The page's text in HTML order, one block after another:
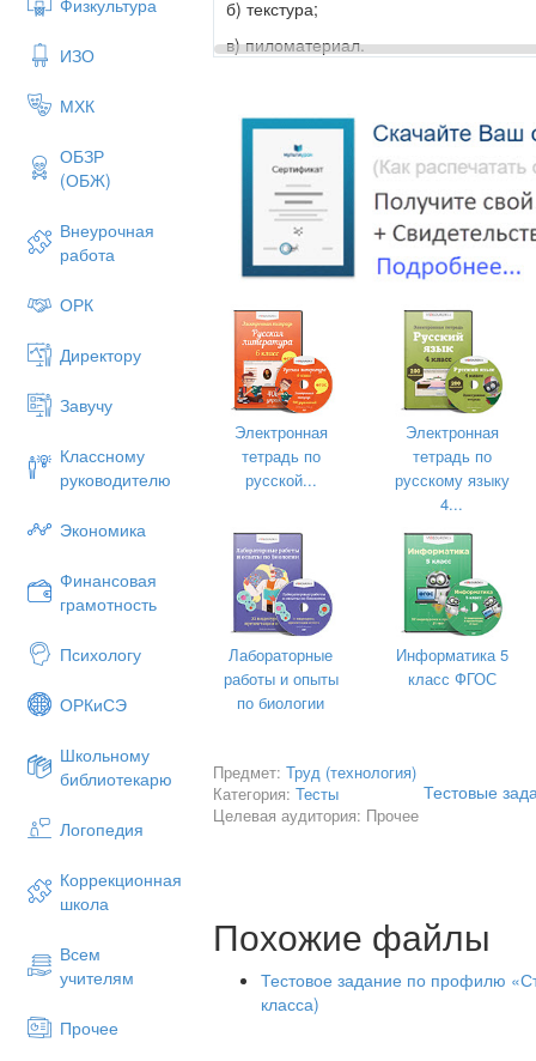
Физкультура
ИЗО
МХК
ОБЗР
(ОБЖ)
Внеурочная
работа
ОРК
Директору
Завучу
Классному
руководителю
Экономика
Финансовая
грамотность
Психологу
ОРКиСЭ
Школьному
библиотекарю
Логопедия
Коррекционная
школа
Всем
учителям
Прочее
б) текстура;
в) пиломатериал.
3. Шурупы для соединения
а) забивают;
б) завинчивают;
в) склеивают.
а) инструмент для строгания
б) инструмент для сверления
в) инструмент для долбления
5. Приспособление,
а) рейсмус;
б) стусло;
в) угольник.
6. Какой инструмент применяют
а) шерхебель, рубанок;
в) дрель.
б) колодка, резец (нож) и клин;
в) клин, колодка и рожок.
Электронная
тетрадь по
русской...
Электронная
тетрадь по
русскому языку
4...
Лабораторные
работы и опыты
по биологии
Информатика 5
класс ФГОС
Предмет:Труд (технология)
Категория:Тесты
Целевая аудитория: Прочее
Тестовые
Похожие файлы
Тестовое задание по профилю
класса)